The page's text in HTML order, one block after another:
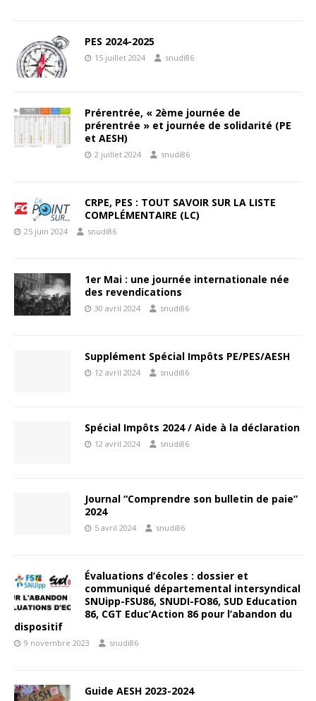
PES 2024-2025
15 juillet 2024 snudi86
Prérentrée, « 2ème journée de
prérentrée » et journée de solidarité (PE
et AESH)
2 juillet 2024 snudi86
CRPE, PES : TOUT SAVOIR SUR LA LISTE
COMPLÉMENTAIRE (LC)
25 juin 2024 snudi86
1er Mai : une journée internationale née
des revendications
30 avril 2024 snudi86
Supplément Spécial Impôts PE/PES/AESH
12 avril 2024 snudi86
Spécial Impôts 2024 / Aide à la déclaration
12 avril 2024 snudi86
Journal “Comprendre son bulletin de paie”
2024
5 avril 2024 snudi86
Évaluations d’écoles : dossier et
communiqué départemental intersyndical
SNUipp-FSU86, SNUDI-FO86, SUD Education
86, CGT Educ’Action 86 pour l’abandon du
dispositif
9 novembre 2023 snudi86
Guide AESH 2023-2024